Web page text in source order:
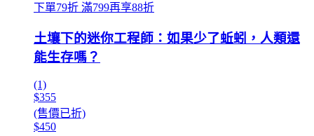
下單79折 滿799再享88折
土壤下的迷你工程師：如果少了蚯蚓，人類還
能生存嗎？
(1)
$355
(售價已折)
$450